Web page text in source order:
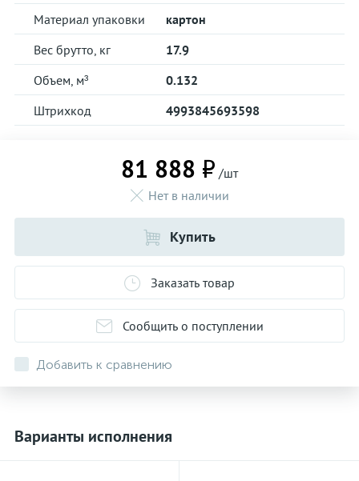
Материал упаковки
картон
Вес брутто, кг
17.9
Объем, м³
0.132
Штрихкод
4993845693598
81 888 ₽ /шт
Нет в наличии
Купить
Заказать товар
Сообщить о поступлении
Добавить к сравнению
Варианты исполнения